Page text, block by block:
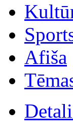
Afiša